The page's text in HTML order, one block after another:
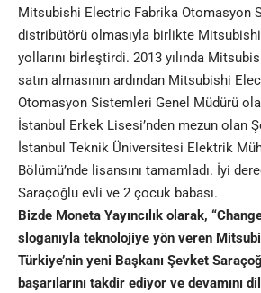
Mitsubishi Electric Fabrika Otomasyon
distribütörü olmasıyla birlikte
yollarını birleştirdi. 2013 yılında
satın almasının ardından Mitsubishi
Otomasyon Sistemleri Genel Müdürü
İstanbul Erkek Lisesi’nden mezun olan
İstanbul Teknik Üniversitesi Elektrik
Bölümü’nde lisansını tamamladı. İyi
Saraçoğlu evli ve 2 çocuk babası.
Bizde Moneta Yayıncılık olarak,
sloganıyla teknolojiye yön veren
Türkiye’nin yeni Başkanı Şevket
başarılarını takdir ediyor ve devamını